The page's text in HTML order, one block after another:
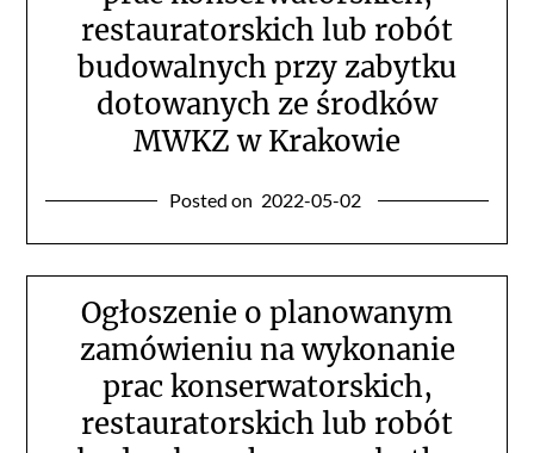
restauratorskich lub robót
budowalnych przy zabytku
dotowanych ze środków
MWKZ w Krakowie
Posted on 2022-05-02
Ogłoszenie o planowanym
zamówieniu na wykonanie
prac konserwatorskich,
restauratorskich lub robót